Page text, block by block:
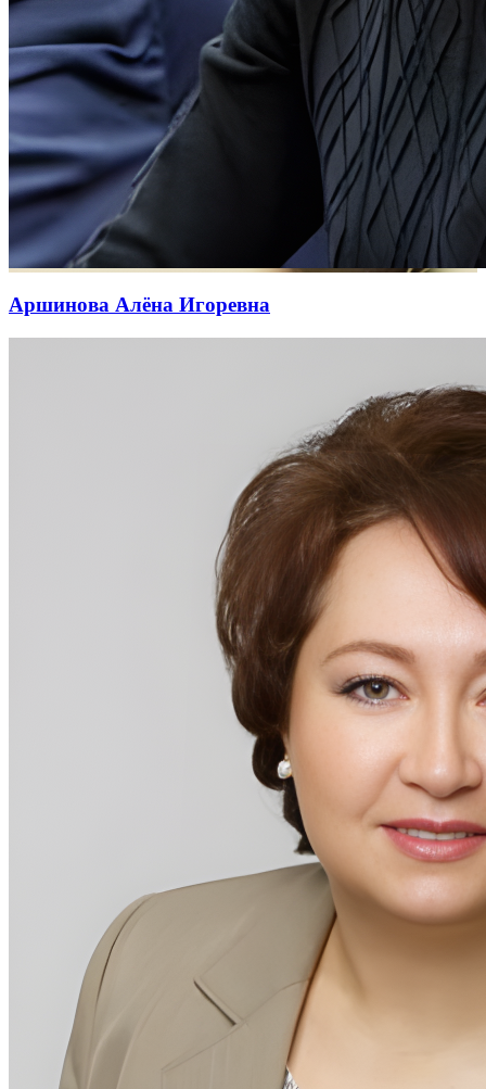
Аршинова Алёна Игоревна